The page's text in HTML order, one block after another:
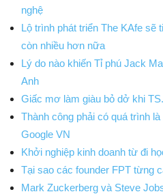
nghệ
Lộ trình phát triển The KAfe sẽ
còn nhiều hơn nữa
Lý do nào khiến Tỉ phú Jack
Anh
Giấc mơ làm giàu bỏ dở khi
Thành công phải có quá trình
Google VN
Khởi nghiệp kinh doanh từ đi
Tại sao các founder FPT từng
Mark Zuckerberg và Steve